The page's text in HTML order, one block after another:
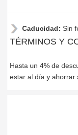
Caducidad: Sin
TÉRMINOS Y
Hasta un 4% de
estar al día y ahorrar